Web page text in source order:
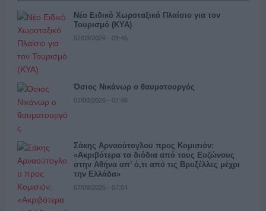
Νέο Ειδικό Χωροταξικό Πλαίσιο για τον
Τουρισμό (ΚΥΑ)
07/08/2026 - 09:45
Όσιος Νικάνωρ ο θαυματουργός
07/08/2026 - 07:46
Σάκης Αρναούτογλου προς Κομισιόν:
«Ακριβότερα τα διόδια από τους Ευζώνους
στην Αθήνα απ’ ό,τι από τις Βρυξέλλες μέχρι
την Ελλάδα»
07/08/2026 - 07:04